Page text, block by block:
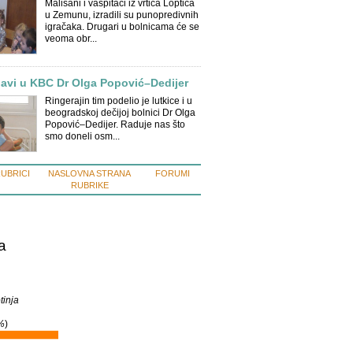
Mališani i vaspitači iz vrtića Loptica
u Zemunu, izradili su punopredivnih
igračaka. Drugari u bolnicama će se
veoma obr...
u KBC Dr Olga Popović–Dedijer
Ringerajin tim podelio je lutkice i u
beogradskoj dečijoj bolnici Dr Olga
Popović–Dedijer. Raduje nas što
smo doneli osm...
NASLOVNA STRANA
RUBRIKE
FORUMI
)